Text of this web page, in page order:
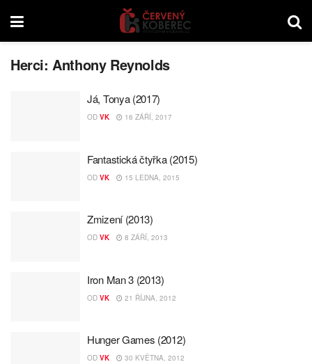
Herci:Anthony Reynolds
Já, Tonya (2017)
OD VK 16 ZÁŘÍ, 2017
Fantastická čtyřka (2015)
OD VK 15 LEDNA, 2015
Zmizení (2013)
OD VK 8 ZÁŘÍ, 2013
Iron Man 3 (2013)
OD VK 21 ŘÍJNA, 2012
Hunger Games (2012)
OD VK 30 KVĚTNA, 2012